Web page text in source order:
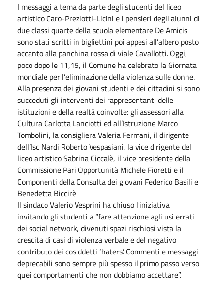
I messaggi a tema da parte degli studenti del liceo
artistico Caro-Preziotti-Licini e i pensieri degli alunni di
due classi quarte della scuola elementare De Amicis
sono stati scritti in bigliettini poi appesi all’albero posto
accanto alla panchina rossa di viale Cavallotti. Oggi,
poco dopo le 11,15, il Comune ha celebrato la Giornata
mondiale per l’eliminazione della violenza sulle donne.
Alla presenza dei giovani studenti e dei cittadini si sono
succeduti gli interventi dei rappresentanti delle
istituzioni e della realtà coinvolte: gli assessori alla
Cultura Carlotta Lanciotti ed all’Istruzione Marco
Tombolini, la consigliera Valeria Fermani, il dirigente
dell’Isc Nardi Roberto Vespasiani, la vice dirigente del
liceo artistico Sabrina Ciccalè, il vice presidente della
Commissione Pari Opportunità Michele Fioretti e il
Componenti della Consulta dei giovani Federico Basili e
Benedetta Biccirè.
Il sindaco Valerio Vesprini ha chiuso l’iniziativa
invitando gli studenti a “fare attenzione agli usi errati
dei social network, divenuti spazi rischiosi vista la
crescita di casi di violenza verbale e del negativo
contributo dei cosiddetti ‘haters’. Commenti e messaggi
deprecabili sono sempre più spesso il primo passo verso
quei comportamenti che non dobbiamo accettare”.